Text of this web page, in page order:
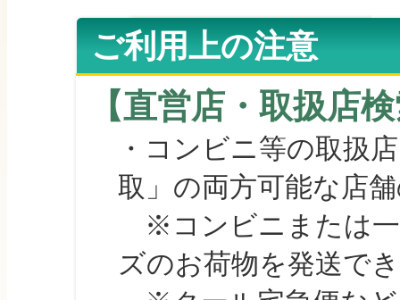
ご利用上の注意
【直営店・取扱店
・コンビニ等の取扱
取」の両方可能な店
※コンビニまたは一
ズのお荷物を発送で